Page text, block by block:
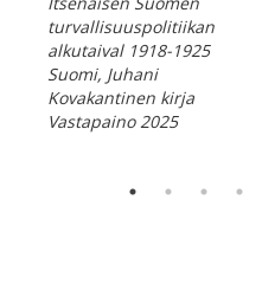
turvallisuuspolitiikan
alkutaival 1918-1925
Suomi, Juhani
Kovakantinen kirja
Vastapaino 2025